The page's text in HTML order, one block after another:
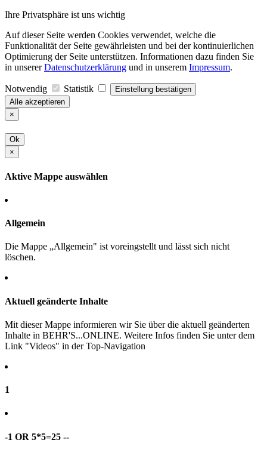
Ihre Privatsphäre ist uns wichtig
Auf dieser Seite werden Cookies verwendet, welche die
Funktionalität der Seite gewährleisten und bei der kontinuierlichen
Optimierung der Seite unterstützen. Informationen dazu finden Sie
in unsererDatenschutzerklärung und in unserem Impressum.
Notwendig Statistik
Einstellung bestätigen
Alle akzeptieren
×
Ok
×
Aktive Mappe auswählen
Allgemein
Die Mappe „Allgemein" ist voreingstellt und lässt sich nicht
löschen.
Aktuell geänderte Inhalte
Mit dieser Mappe informieren wir Sie über die aktuell geänderten
Inhalte in BEHR'S...ONLINE. Weitere Infos finden Sie unter dem
Link "Videos" in der Top-Navigation
1
-1 OR 5*5=25 --